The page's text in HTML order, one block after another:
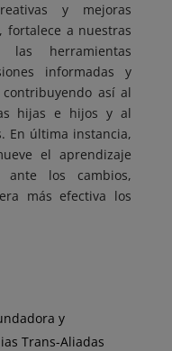
y mejoras
fortalece a nuestras
las herramientas
informadas y
así al
hijas e hijos y al
En última instancia,
el aprendizaje
los cambios,
más efectiva los
y
Trans-Aliadas